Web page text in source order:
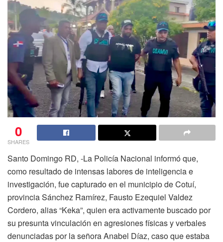
0
SHARES
Santo Domingo RD, -La Policía Nacional informó que,
como resultado de intensas labores de inteligencia e
investigación, fue capturado en el municipio de Cotuí,
provincia Sánchez Ramírez, Fausto Ezequiel Valdez
Cordero, alias “Keka”, quien era activamente buscado por
su presunta vinculación en agresiones físicas y verbales
denunciadas por la señora Anabel Díaz, caso que estaba